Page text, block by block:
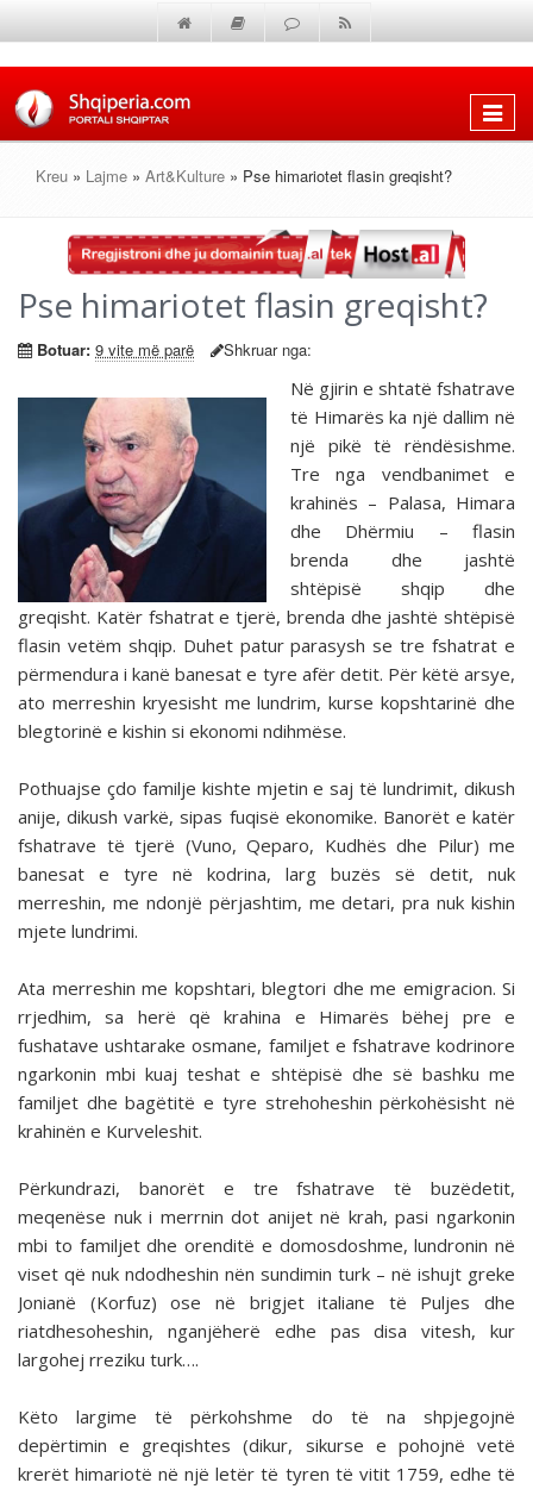
Shfaq
Kreu » Lajme » Art&Kulture » Pse himariotet flasin greqisht?
Pse himariotet flasin greqisht?
Botuar: 9 vite më parë Shkruar nga:
Në gjirin e shtatë fshatrave
të Himarës ka një dallim në
një pikë të rëndësishme.
Tre nga vendbanimet e
krahinës – Palasa, Himara
dhe Dhërmiu – flasin
brenda dhe jashtë
shtëpisë shqip dhe
greqisht. Katër fshatrat e tjerë, brenda dhe jashtë shtëpisë
flasin vetëm shqip. Duhet patur parasysh se tre fshatrat e
përmendura i kanë banesat e tyre afër detit. Për këtë arsye,
ato merreshin kryesisht me lundrim, kurse kopshtarinë dhe
blegtorinë e kishin si ekonomi ndihmëse.
Pothuajse çdo familje kishte mjetin e saj të lundrimit, dikush
anije, dikush varkë, sipas fuqisë ekonomike. Banorët e katër
fshatrave të tjerë (Vuno, Qeparo, Kudhës dhe Pilur) me
banesat e tyre në kodrina, larg buzës së detit, nuk
merreshin, me ndonjë përjashtim, me detari, pra nuk kishin
mjete lundrimi.
Ata merreshin me kopshtari, blegtori dhe me emigracion. Si
rrjedhim, sa herë që krahina e Himarës bëhej pre e
fushatave ushtarake osmane, familjet e fshatrave kodrinore
ngarkonin mbi kuaj teshat e shtëpisë dhe së bashku me
familjet dhe bagëtitë e tyre strehoheshin përkohësisht në
krahinën e Kurveleshit.
Përkundrazi, banorët e tre fshatrave të buzëdetit,
meqenëse nuk i merrnin dot anijet në krah, pasi ngarkonin
mbi to familjet dhe orenditë e domosdoshme, lundronin në
viset që nuk ndodheshin nën sundimin turk – në ishujt greke
Jonianë (Korfuz) ose në brigjet italiane të Puljes dhe
riatdhesoheshin, nganjëherë edhe pas disa vitesh, kur
largohej rreziku turk….
Këto largime të përkohshme do të na shpjegojnë
depërtimin e greqishtes (dikur, sikurse e pohojnë vetë
krerët himariotë në një letër të tyren të vitit 1759, edhe të